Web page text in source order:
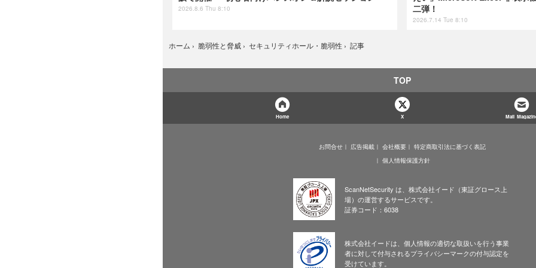
2026.8.6 Thu 8:10
二弾！
2026.7.14 Tue 8:10
ホーム › 脆弱性と脅威 › セキュリティホール・脆弱性 › 記事
TOP
Home X Mail
お問合せ 広告掲載 会社概要
特定商取引法に基づく表記
個人情報保護方針
ScanNetSecurity は、株式会社イード（東証グロース上
場）の運営するサービスです。
証券コード：6038
株式会社イードは、個人情報の適切な取扱いを行う事業
者に対して付与されるプライバシーマークの付与認定を
受けています。